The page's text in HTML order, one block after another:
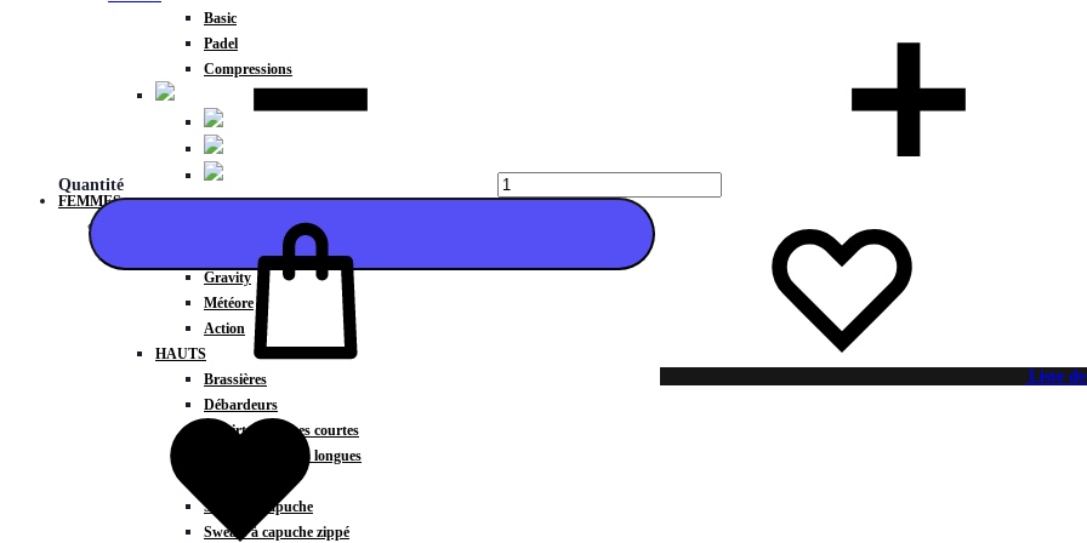
Basic
Padel
Compressions
FEMMES
Gravity
Météore
Action
HAUTS
Brassières
Débardeurs
T-shirts manches courtes
T-shirts manches longues
Sweats à capuche
Sweats à capuche zippé
Quantité
Liste